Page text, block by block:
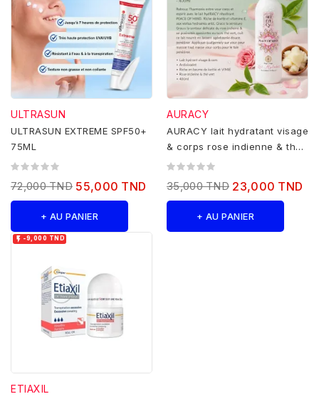
ULTRASUN
ULTRASUN EXTREME SPF50+
75ML
72,000 TND 55,000 TND
+ AU PANIER
AURACY
AURACY lait hydratant visage
& corps rose indienne & thé
vert -400ml
35,000 TND 23,000 TND
+ AU PANIER
 -9,000 TND
ETIAXIL